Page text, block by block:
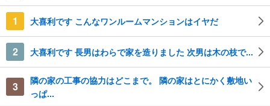
1 大喜利です こんなワンルームマンションはイヤだ
2 大喜利です 長男はわらで家を造りました 次男は木の枝で...
3
隣の家の工事の協力はどこまで。 隣の家はとにかく敷地い
っぱ...